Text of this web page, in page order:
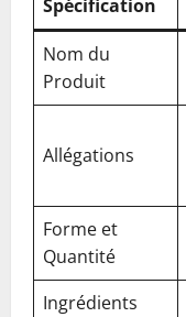
Spécification
Nom du
Produit
Allégations
Forme et
Quantité
Ingrédients